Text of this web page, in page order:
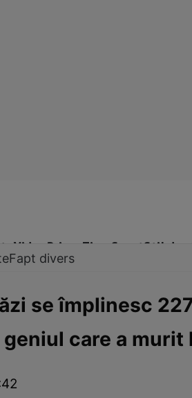
Video Prime Time SportStil de
diversTehnologie NaționalSport
Fapt divers
se împlinesc
geniul care a